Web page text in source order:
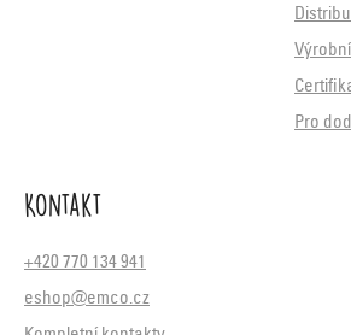
Pro
Kontakt
+420 770 134 941
eshop@emco.cz